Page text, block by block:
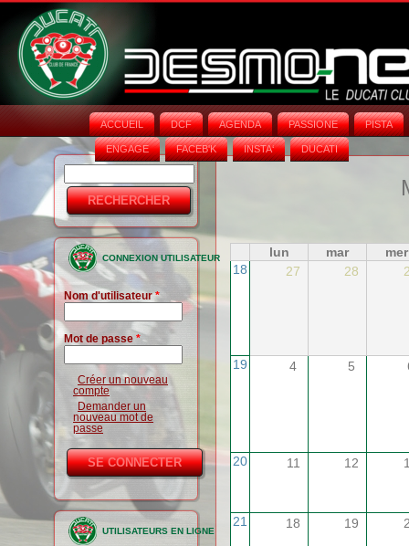
ACCUEIL DCF AGENDA PASSIONE PISTA
ENGAGE FACEB'K INSTA‘ DUCATI
Formulaire
de
recherche
CONNEXION UTILISATEUR
Nom d'utilisateur*
Mot de passe *
Créer un nouveau
compte
Demander un
nouveau mot de
passe
UTILISATEURS EN LIGNE
lun mar
mer
18
27 28
19 4 5
20 11 12
21 18 19